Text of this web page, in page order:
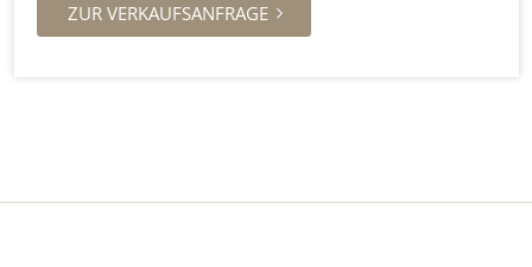
ZUR VERKAUFSANFRAGE